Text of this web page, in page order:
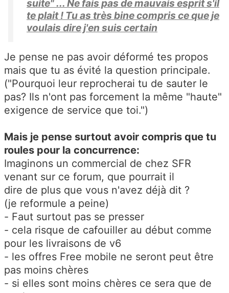
suite" ... Ne fais pas de mauvais esprit s'il
te plait ! Tu as très bine compris ce que je
voulais dire j'en suis certain
Je pense ne pas avoir déformé tes propos
mais que tu as évité la question principale.
("Pourquoi leur reprocherai tu de sauter le
pas? Ils n'ont pas forcement la même "haute"
exigence de service que toi.")
Mais je pense surtout avoir compris que tu
roules pour la concurrence:
Imaginons un commercial de chez SFR
venant sur ce forum, que pourrait il
dire de plus que vous n'avez déjà dit ?
(je reformule a peine)
- Faut surtout pas se presser
- cela risque de cafouiller au début comme
pour les livraisons de v6
- les offres Free mobile ne seront peut être
pas moins chères
- si elles sont moins chères ce sera que de